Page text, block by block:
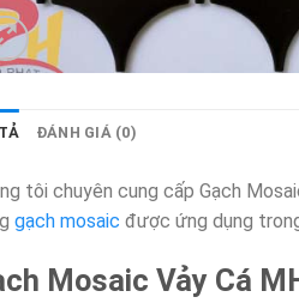
ĐÁNH GIÁ (0)
tôi chuyên cung cấp Gạch
gạch mosaic được ứng dụng
Mosaic Vảy Cá